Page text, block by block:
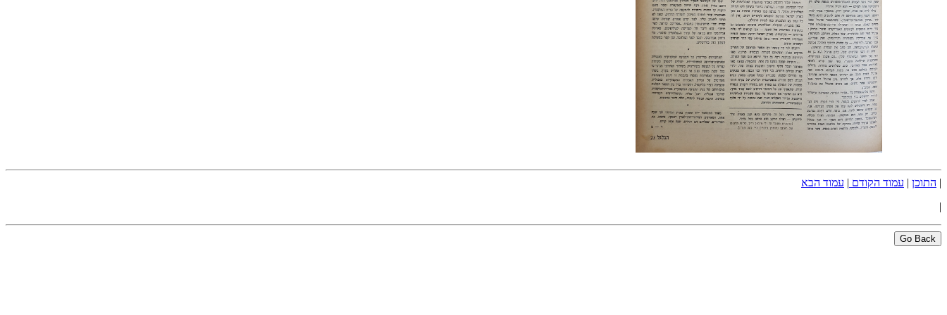
| התוכן | עמוד הקודם | עמוד הבא
|
Go Back